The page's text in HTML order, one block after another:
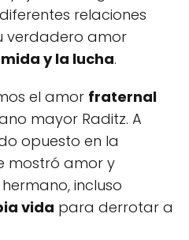
relaciones
verdadero amor
y la lucha.
el amor fraternal
mayor Raditz. A
opuesto en la
mostró amor y
incluso
vida para derrotar a